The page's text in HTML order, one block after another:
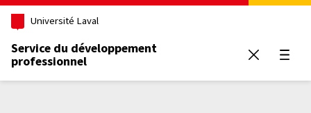
Aller au contenu principal
Université Laval
Service du développement
professionnel